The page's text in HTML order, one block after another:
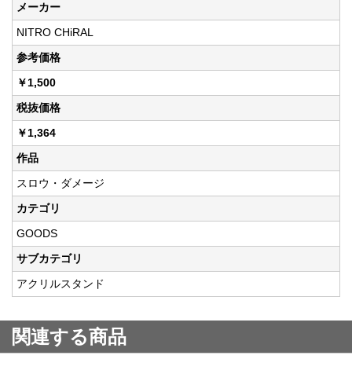
メーカー
NITRO CHiRAL
参考価格
￥1,500
税抜価格
￥1,364
作品
スロウ・ダメージ
カテゴリ
GOODS
サブカテゴリ
アクリルスタンド
関連する商品